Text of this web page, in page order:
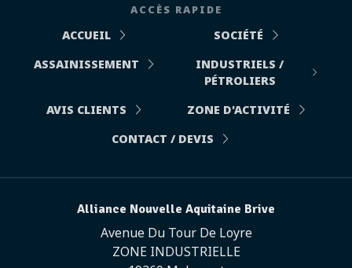
ACCÈS RAPIDE
ACCUEIL
SOCIÉTÉ
ASSAINISSEMENT
INDUSTRIELS /
PÉTROLIERS
AVIS CLIENTS
ZONE D'ACTIVITÉ
CONTACT / DEVIS
Alliance Nouvelle Aquitaine Brive
Avenue Du Tour De Loyre
ZONE INDUSTRIELLE